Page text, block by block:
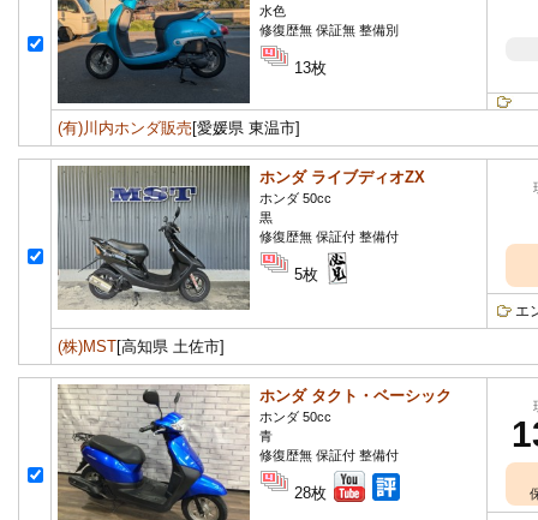
水色
修復歴無 保証無 整備別
13枚
(有)川内ホンダ販売 [愛媛県 東温市]
ホンダ ライブディオZX
ホンダ 50cc
黒
修復歴無 保証付 整備付
5枚
エ
(株)MST[高知県 土佐市]
ホンダ タクト・ベーシック
ホンダ 50cc
青
修復歴無 保証付 整備付
28枚